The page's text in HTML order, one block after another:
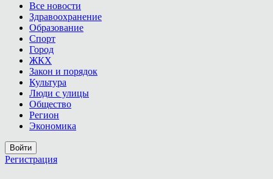
Все новости
Здравоохранение
Образование
Спорт
Город
ЖКХ
Закон и порядок
Культура
Люди с улицы
Общество
Регион
Экономика
Войти
Регистрация